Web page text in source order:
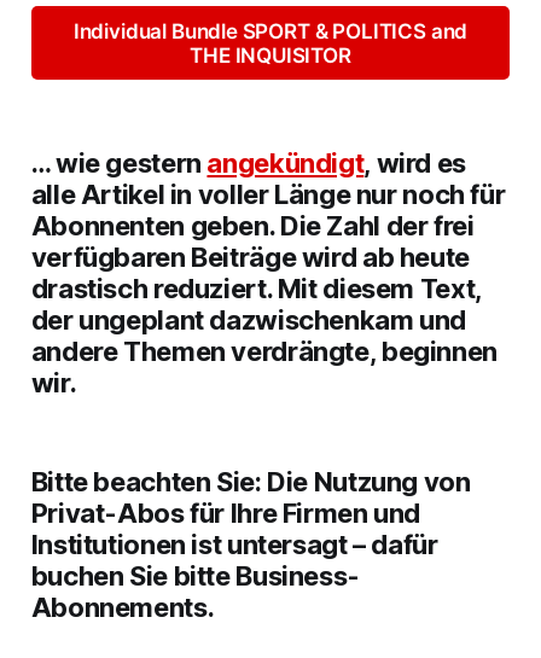
Individual Bundle SPORT & POLITICS and
THE INQUISITOR
… wie gestern angekündigt, wird es
alle Artikel in voller Länge nur noch für
Abonnenten geben. Die Zahl der frei
verfügbaren Beiträge wird ab heute
drastisch reduziert. Mit diesem Text,
der ungeplant dazwischenkam und
andere Themen verdrängte, beginnen
wir.
Bitte beachten Sie: Die Nutzung von
Privat-Abos für Ihre Firmen und
Institutionen ist untersagt – dafür
buchen Sie bitte Business-
Abonnements.